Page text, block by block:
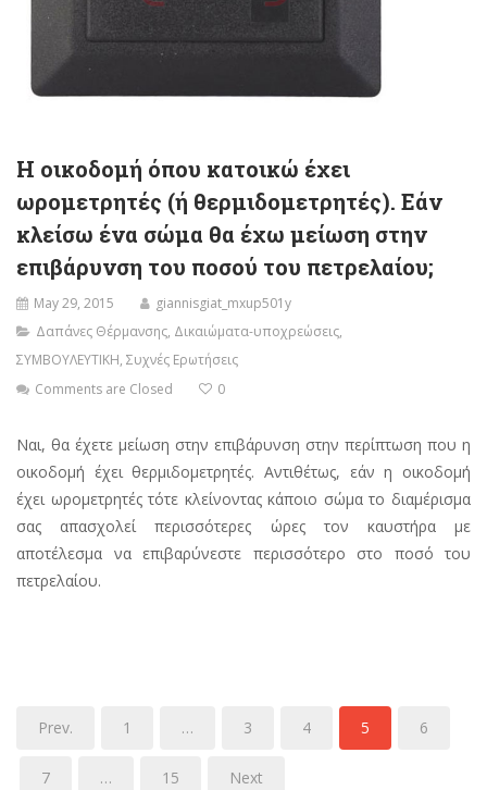
Η οικοδομή όπου κατοικώ έχει
ωρομετρητές (ή θερμιδομετρητές). Εάν
κλείσω ένα σώμα θα έχω μείωση στην
επιβάρυνση του ποσού του πετρελαίου;
May 29, 2015
giannisgiat_mxup501y
Δαπάνες Θέρμανσης, Δικαιώματα-υποχρεώσεις,
ΣΥΜΒΟΥΛΕΥΤΙΚΗ, Συχνές Ερωτήσεις
Comments are Closed
0
Ναι, θα έχετε μείωση στην επιβάρυνση στην περίπτωση που η
οικοδομή έχει θερμιδομετρητές. Αντιθέτως, εάν η οικοδομή
έχει ωρομετρητές τότε κλείνοντας κάποιο σώμα το διαμέρισμα
σας απασχολεί περισσότερες ώρες τον καυστήρα με
αποτέλεσμα να επιβαρύνεστε περισσότερο στο ποσό του
πετρελαίου.
Prev. 1 … 3 4 5 6
7 … 15 Next